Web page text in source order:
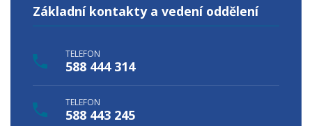
JAK SE OBJEDNAT
PERSONÁL A KONTAKTY
Základní kontakty a vedení oddělení
TELEFON
588 444 314
TELEFON
588 443 245